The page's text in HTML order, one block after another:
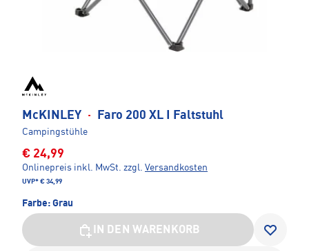
McKINLEY · Faro 200 XL I Faltstuhl
Campingstühle
€ 24,99
Onlinepreis inkl. MwSt. zzgl. Versandkosten
UVP* € 34,99
Farbe: Grau
IN DEN WARENKORB